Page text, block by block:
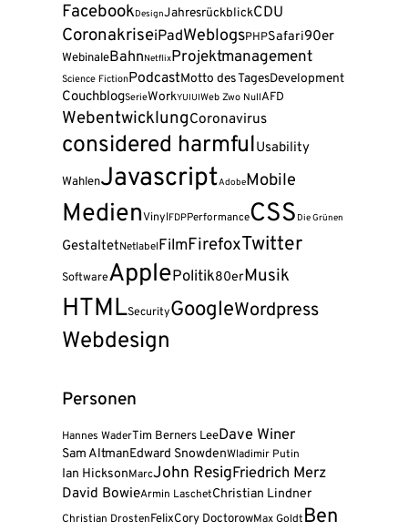
FacebookDesignJahresrückblickCDU
CoronakriseiPadWeblogsPHPSafari90er
WebinaleBahnNetflixProjektmanagement
Science FictionPodcastMotto des TagesDevelopment
CouchblogSerieWorkYUIUIWeb Zwo NullAFD
WebentwicklungCoronavirus
considered harmfulUsability
WahlenJavascriptAdobeMobile
MedienVinylFDPPerformanceCSS Die Grünen
GestaltetNetlabelFilmFirefoxTwitter
SoftwareApplePolitik80erMusik
HTMLSecurityGoogleWordpress
Webdesign
Personen
Hannes WaderTim Berners LeeDave Winer
Sam AltmanEdward SnowdenWladimir Putin
Ian HicksonMarcJohn ResigFriedrich Merz
David BowieArmin LaschetChristian Lindner
Christian DrostenFelixCory DoctorowMax GoldtBen